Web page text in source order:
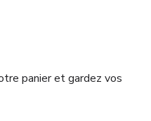
panier et gardez vos